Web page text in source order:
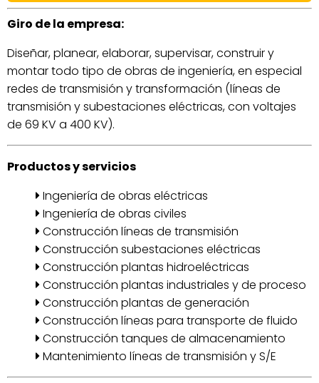
Giro de la empresa:
Diseñar, planear, elaborar, supervisar, construir y
montar todo tipo de obras de ingeniería, en especial
redes de transmisión y transformación (líneas de
transmisión y subestaciones eléctricas, con voltajes
de 69 KV a 400 KV).
Productos y servicios
Ingeniería de obras eléctricas
Ingeniería de obras civiles
Construcción líneas de transmisión
Construcción subestaciones eléctricas
Construcción plantas hidroeléctricas
Construcción plantas industriales y de proceso
Construcción plantas de generación
Construcción líneas para transporte de fluido
Construcción tanques de almacenamiento
Mantenimiento líneas de transmisión y S/E